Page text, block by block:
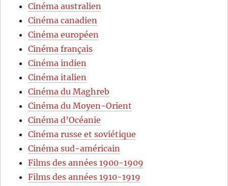
Cinéma australien
Cinéma canadien
Cinéma européen
Cinéma français
Cinéma indien
Cinéma italien
Cinéma du Maghreb
Cinéma du Moyen-Orient
Cinéma d’Océanie
Cinéma russe et soviétique
Cinéma sud-américain
Films des années 1900-1909
Films des années 1910-1919